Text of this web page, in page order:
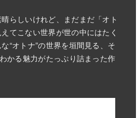
らしいけれど、まだまだ「オト
てこない世界が世の中にはたく
“オトナ”の世界を垣間見る、そ
かる魅力がたっぷり詰まった作